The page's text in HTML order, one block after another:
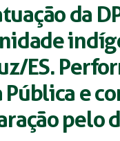
da
ES.
e
pelo